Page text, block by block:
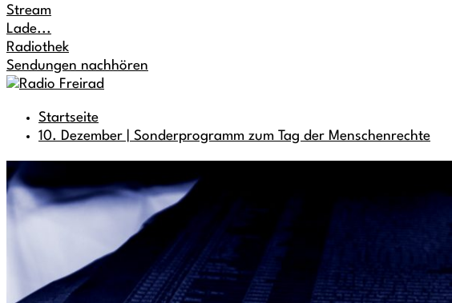
Stream
Lade...
Radiothek
Sendungen nachhören
Startseite
10. Dezember | Sonderprogramm zum Tag der Menschenrechte